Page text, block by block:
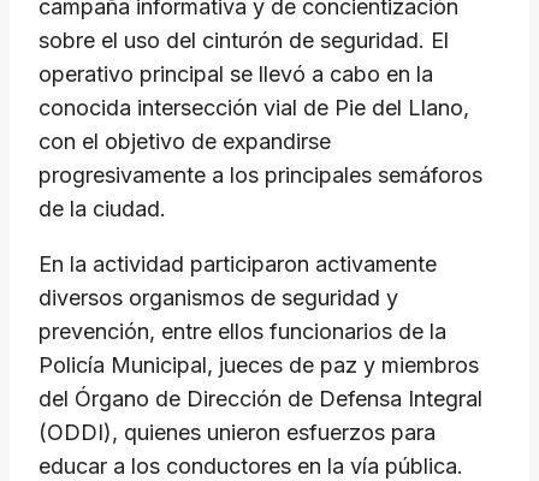
campaña informativa y de concientización
sobre el uso del cinturón de seguridad. El
operativo principal se llevó a cabo en la
conocida intersección vial de Pie del Llano,
con el objetivo de expandirse
progresivamente a los principales semáforos
de la ciudad.
En la actividad participaron activamente
diversos organismos de seguridad y
prevención, entre ellos funcionarios de la
Policía Municipal, jueces de paz y miembros
del Órgano de Dirección de Defensa Integral
(ODDI), quienes unieron esfuerzos para
educar a los conductores en la vía pública.